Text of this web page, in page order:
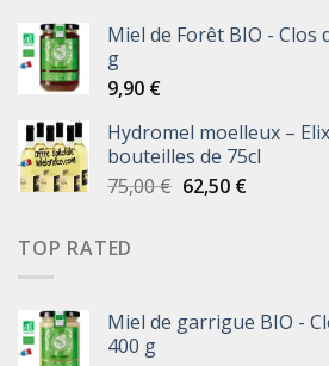
Miel de Forêt BIO - Clos
g
9,90 €
Hydromel moelleux –
bouteilles de 75cl
75,00€ 62,50 €
TOP RATED
Miel de garrigue BIO -
400 g